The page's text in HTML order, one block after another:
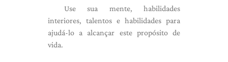
Use sua mente, habilidades
interiores, talentos e habilidades para
ajudá-lo a alcançar este propósito de
vida.